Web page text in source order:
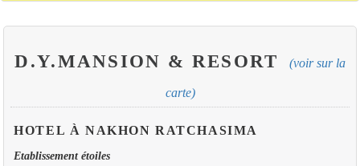
D.Y.MANSION & RESORT (voir sur la
carte)
HOTEL À NAKHON RATCHASIMA
Etablissement étoiles